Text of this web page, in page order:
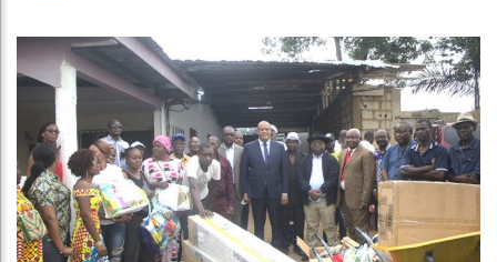
Bénin :
Aliko